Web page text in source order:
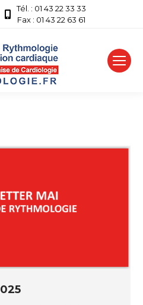
Tél. : 01 43 22 33 33
Fax : 01 43 22 63 61